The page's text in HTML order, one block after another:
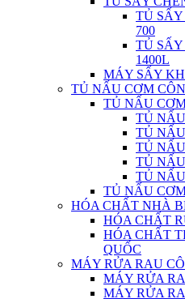
TỦ
700
TỦ
1400L
MÁY SẤY
TỦ NẤU CƠM
TỦ NẤU
TỦ
TỦ
TỦ
TỦ
TỦ
TỦ NẤU
HÓA CHẤT NHÀ
HÓA CHẤT
HÓA CHẤT
QUỐC
MÁY RỬA RAU
MÁY RỬA
MÁY RỬA